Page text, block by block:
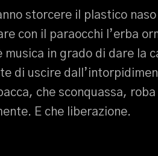
storcere il plastico
con il paraocchi l’erba
in grado di dare la
di uscire
che sconquassa,
E che liberazione.